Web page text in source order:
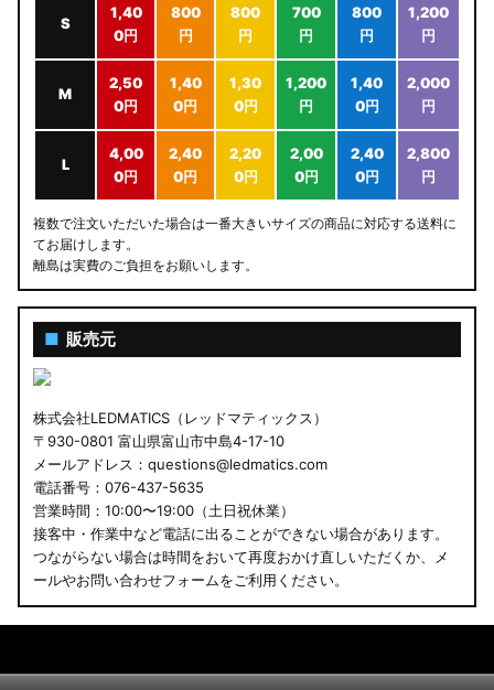
S
1,40
0円
800
円
800
円
700
円
800
円
1,200
円
M
2,50
0円
1,40
0円
1,30
0円
1,200
円
1,40
0円
2,000
円
L
4,00
0円
2,40
0円
2,20
0円
2,00
0円
2,40
0円
2,800
円
複数で注文いただいた場合は一番大きいサイズの商品に対応する送料に
てお届けします。
離島は実費のご負担をお願いします。
■ 販売元
株式会社LEDMATICS（レッドマティックス）
〒930-0801 富山県富山市中島4-17-10
メールアドレス：questions@ledmatics.com
電話番号：076-437-5635
営業時間：10:00〜19:00（土日祝休業）
接客中・作業中など電話に出ることができない場合があります。
つながらない場合は時間をおいて再度おかけ直しいただくか、メ
ールやお問い合わせフォームをご利用ください。